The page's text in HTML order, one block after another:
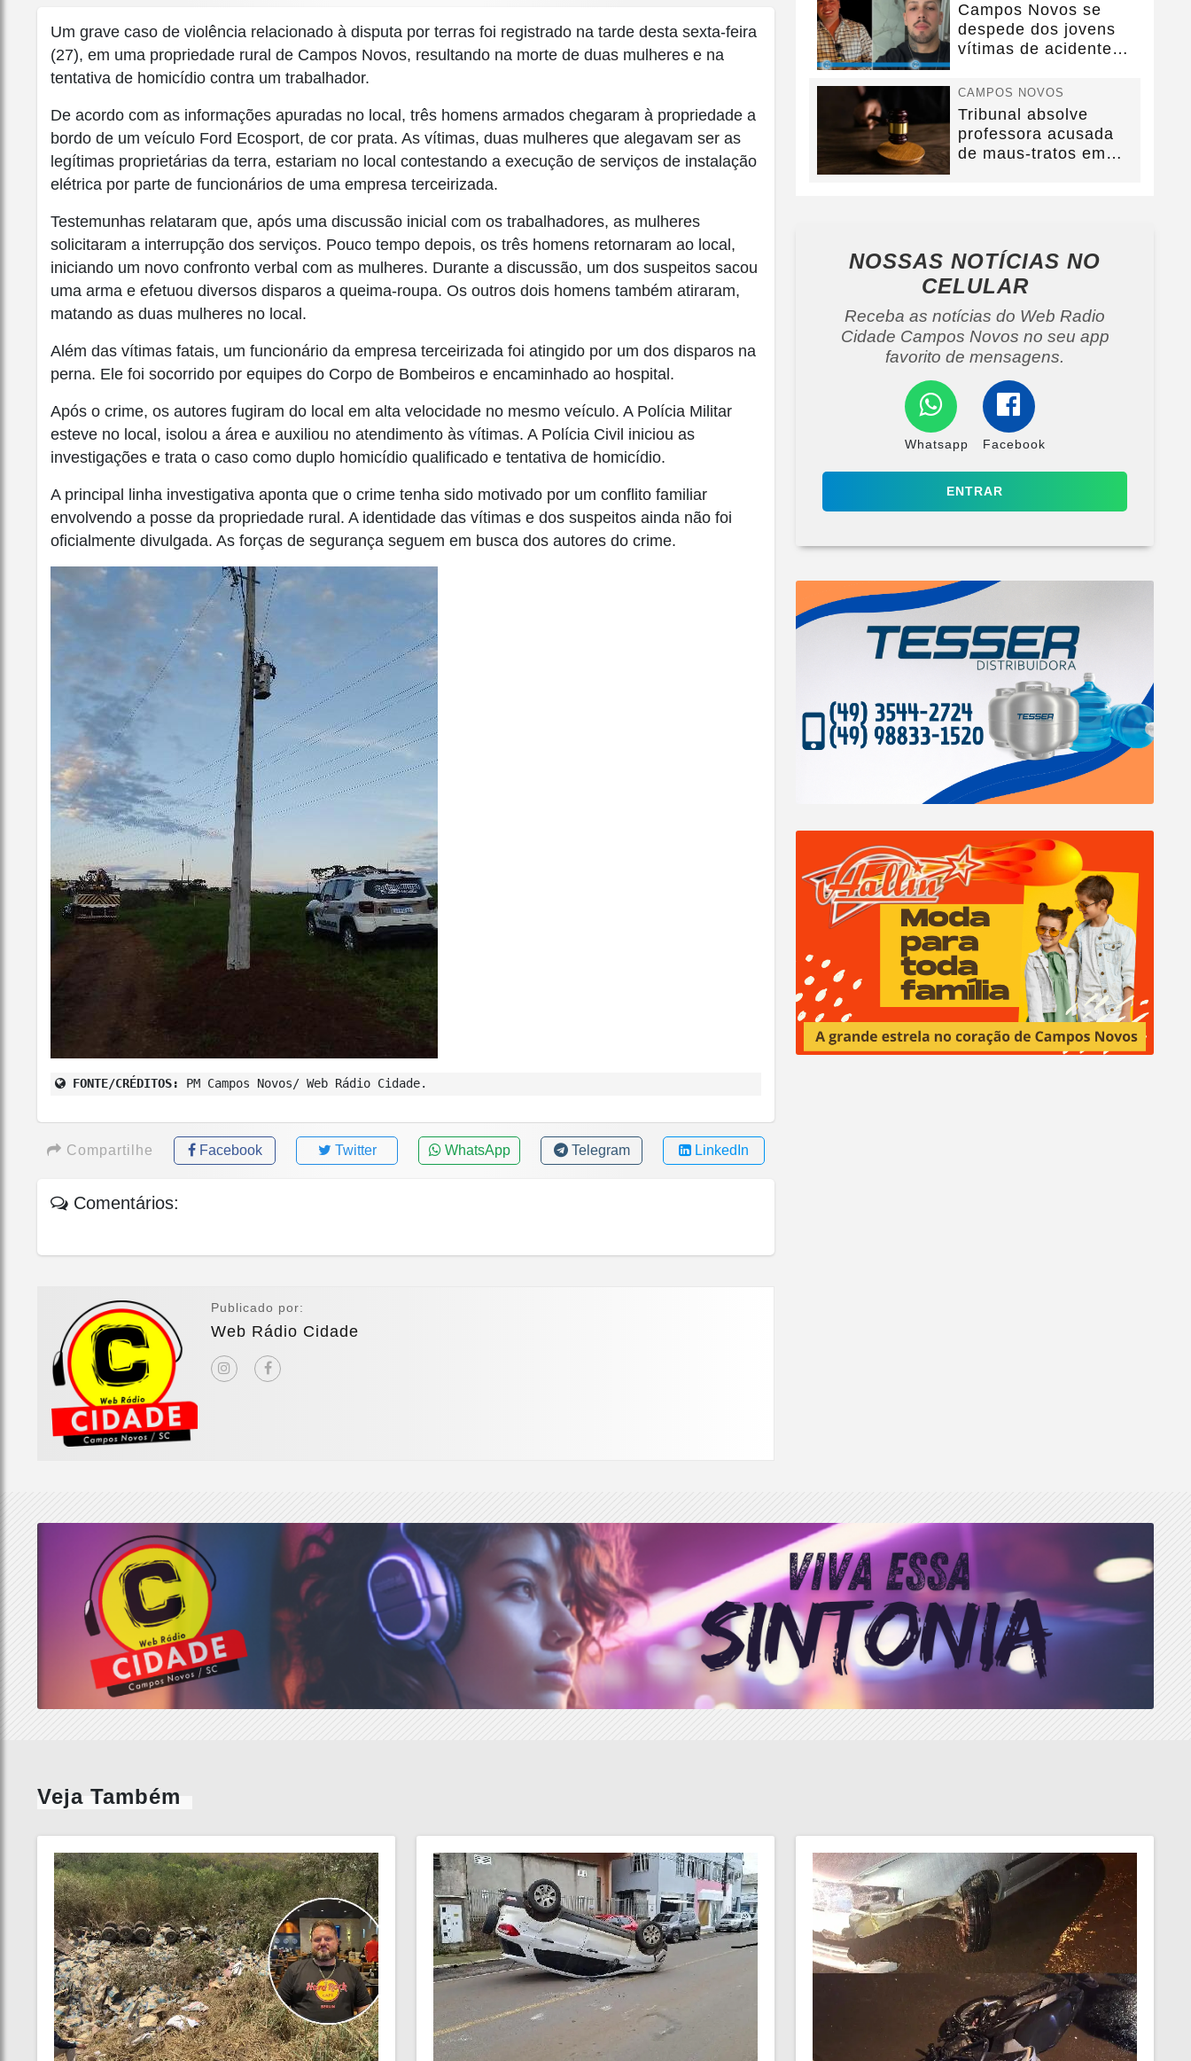
Um grave caso de violência relacionado à disputa por terras foi registrado na tarde desta sexta-feira
(27), em uma propriedade rural de Campos Novos, resultando na morte de duas mulheres e na
tentativa de homicídio contra um trabalhador.
De acordo com as informações apuradas no local, três homens armados chegaram à propriedade a
bordo de um veículo Ford Ecosport, de cor prata. As vítimas, duas mulheres que alegavam ser as
legítimas proprietárias da terra, estariam no local contestando a execução de serviços de instalação
elétrica por parte de funcionários de uma empresa terceirizada.
Testemunhas relataram que, após uma discussão inicial com os trabalhadores, as mulheres
solicitaram a interrupção dos serviços. Pouco tempo depois, os três homens retornaram ao local,
iniciando um novo confronto verbal com as mulheres. Durante a discussão, um dos suspeitos sacou
uma arma e efetuou diversos disparos a queima-roupa. Os outros dois homens também atiraram,
matando as duas mulheres no local.
Além das vítimas fatais, um funcionário da empresa terceirizada foi atingido por um dos disparos na
perna. Ele foi socorrido por equipes do Corpo de Bombeiros e encaminhado ao hospital.
Após o crime, os autores fugiram do local em alta velocidade no mesmo veículo. A Polícia Militar
esteve no local, isolou a área e auxiliou no atendimento às vítimas. A Polícia Civil iniciou as
investigações e trata o caso como duplo homicídio qualificado e tentativa de homicídio.
A principal linha investigativa aponta que o crime tenha sido motivado por um conflito familiar
envolvendo a posse da propriedade rural. A identidade das vítimas e dos suspeitos ainda não foi
oficialmente divulgada. As forças de segurança seguem em busca dos autores do crime.
FONTE/CRÉDITOS: PM Campos Novos/ Web Rádio Cidade.
Compartilhe Facebook Twitter WhatsApp Telegram LinkedIn
Comentários:
Publicado por:
Web Rádio Cidade
Campos Novos se
despede dos jovens
vítimas de acidente
CAMPOS NOVOS
Tribunal absolve
professora acusada
de maus-tratos em
NOSSAS NOTÍCIAS NO
CELULAR
Receba as notícias do Web Radio
Cidade Campos Novos no seu app
favorito de mensagens.
Whatsapp Facebook
ENTRAR
Veja Também